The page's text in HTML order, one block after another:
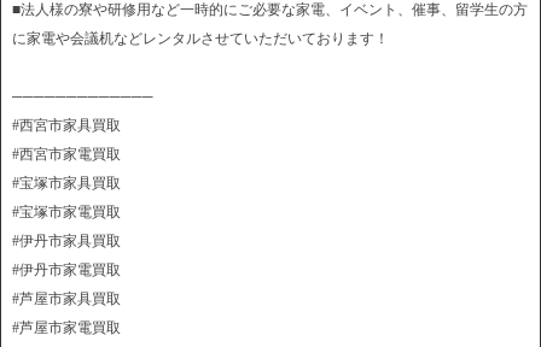
■法人様の寮や研修用など一時的にご必要な家電、イベント、催事、留学生の方
に家電や会議机などレンタルさせていただいております！
─────────────
#西宮市家具買取
#西宮市家電買取
#宝塚市家具買取
#宝塚市家電買取
#伊丹市家具買取
#伊丹市家電買取
#芦屋市家具買取
#芦屋市家電買取